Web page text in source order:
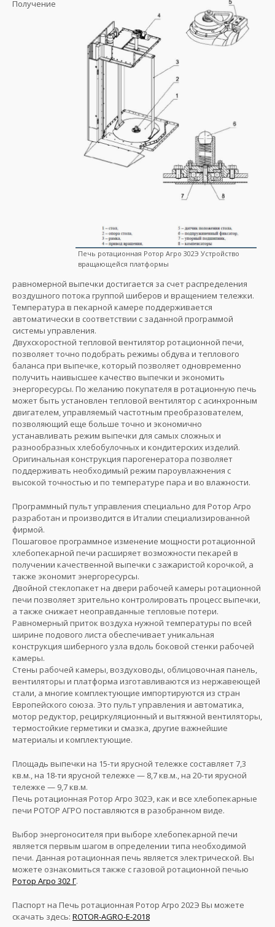
Печь ротационная Ротор Агро 302Э Устройство
вращающейся платформы
Получение
равномерной выпечки достигается за счет распределения
воздушного потока группой шиберов и вращением тележки.
Температура в пекарной камере поддерживается
автоматически в соответствии с заданной программой
системы управления.
Двухскоростной тепловой вентилятор ротационной печи,
позволяет точно подобрать режимы обдува и теплового
баланса при выпечке, который позволяет одновременно
получить наивысшее качество выпечки и экономить
энергоресурсы. По желанию покупателя в ротационную печь
может быть установлен тепловой вентилятор с асинхронным
двигателем, управляемый частотным преобразователем,
позволяющий еще больше точно и экономично
устанавливать режим выпечки для самых сложных и
разнообразных хлебобулочных и кондитерских изделий.
Оригинальная конструкция парогенератора позволяет
поддерживать необходимый режим пароувлажнения с
высокой точностью и по температуре пара и во влажности.
Программный пульт управления специально для Ротор Агро
разработан и производится в Италии специализированной
фирмой.
Пошаговое программное изменение мощности ротационной
хлебопекарной печи расширяет возможности пекарей в
получении качественной выпечки с зажаристой корочкой, а
также экономит энергоресурсы.
Двойной стеклопакет на двери рабочей камеры ротационной
печи позволяет зрительно контролировать процесс выпечки,
а также снижает неоправданные тепловые потери.
Равномерный приток воздуха нужной температуры по всей
ширине подового листа обеспечивает уникальная
конструкция шиберного узла вдоль боковой стенки рабочей
камеры.
Стены рабочей камеры, воздуховоды, облицовочная панель,
вентиляторы и платформа изготавливаются из нержавеющей
стали, а многие комплектующие импортируются из стран
Европейского союза. Это пульт управления и автоматика,
мотор редуктор, рециркуляционный и вытяжной вентиляторы,
термостойкие герметики и смазка, другие важнейшие
материалы и комплектующие.
Площадь выпечки на 15-ти ярусной тележке составляет 7,3
кв.м., на 18-ти ярусной тележке — 8,7 кв.м., на 20-ти ярусной
тележке — 9,7 кв.м.
Печь ротационная Ротор Агро 302Э, как и все хлебопекарные
печи РОТОР АГРО поставляются в разобранном виде.
Выбор энергоносителя при выборе хлебопекарной печи
является первым шагом в определении типа необходимой
печи. Данная ротационная печь является электрической. Вы
можете ознакомиться также с газовой ротационной печью
Ротор Агро 302 Г.
Паспорт на Печь ротационная Ротор Агро 202Э Вы можете
скачать здесь: ROTOR-AGRO-E-2018